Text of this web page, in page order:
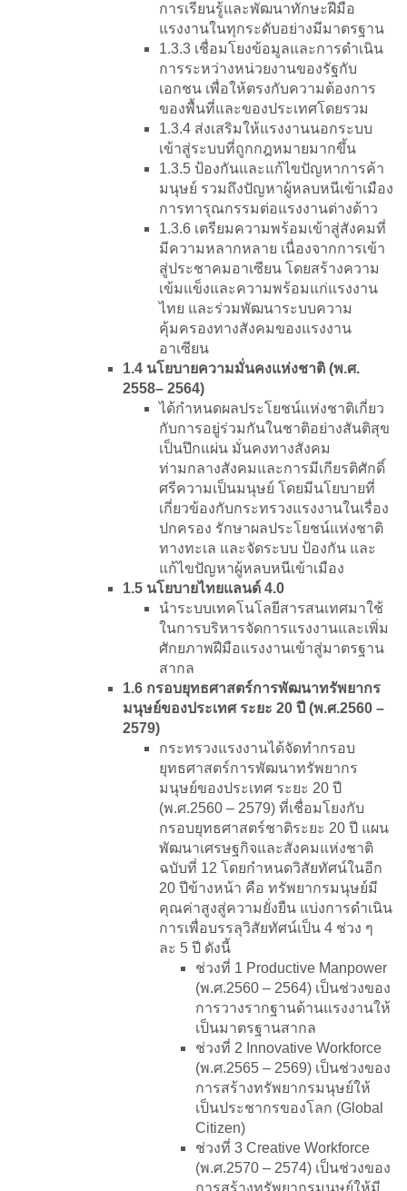
การเรียนรู้และพัฒนาทักษะฝีมือ
แรงงานในทุกระดับอย่างมีมาตรฐาน
1.3.3 เชื่อมโยงข้อมูลและการดำเนิน
การระหว่างหน่วยงานของรัฐกับ
เอกชน เพื่อให้ตรงกับความต้องการ
ของพื้นที่และของประเทศโดยรวม
1.3.4 ส่งเสริมให้แรงงานนอกระบบ
เข้าสู่ระบบที่ถูกกฎหมายมากขึ้น
1.3.5 ป้องกันและแก้ไขปัญหาการค้า
มนุษย์ รวมถึงปัญหาผู้หลบหนีเข้าเมือง
การทารุณกรรมต่อแรงงานต่างด้าว
1.3.6 เตรียมความพร้อมเข้าสู่สังคมที่
มีความหลากหลาย เนื่องจากการเข้า
สู่ประชาคมอาเซียน โดยสร้างความ
เข้มแข็งและความพร้อมแก่แรงงาน
ไทย และร่วมพัฒนาระบบความ
คุ้มครองทางสังคมของแรงงาน
อาเซียน
1.4 นโยบายความมั่นคงแห่งชาติ (พ.ศ.
2558– 2564)
ได้กำหนดผลประโยชน์แห่งชาติเกี่ยว
กับการอยู่ร่วมกันในชาติอย่างสันติสุข
เป็นปึกแผ่น มั่นคงทางสังคม
ท่ามกลางสังคมและการมีเกียรติศักดิ์
ศรีความเป็นมนุษย์ โดยมีนโยบายที่
เกี่ยวข้องกับกระทรวงแรงงานในเรื่อง
ปกครอง รักษาผลประโยชน์แห่งชาติ
ทางทะเล และจัดระบบ ป้องกัน และ
แก้ไขปัญหาผู้หลบหนีเข้าเมือง
1.5 นโยบายไทยแลนด์ 4.0
นำระบบเทคโนโลยีสารสนเทศมาใช้
ในการบริหารจัดการแรงงานและเพิ่ม
ศักยภาพฝีมือแรงงานเข้าสู่มาตรฐาน
สากล
1.6 กรอบยุทธศาสตร์การพัฒนาทรัพยากร
มนุษย์ของประเทศ ระยะ 20 ปี (พ.ศ.2560 –
2579)
กระทรวงแรงงานได้จัดทำกรอบ
ยุทธศาสตร์การพัฒนาทรัพยากร
มนุษย์ของประเทศ ระยะ 20 ปี
(พ.ศ.2560 – 2579) ที่เชื่อมโยงกับ
กรอบยุทธศาสตร์ชาติระยะ 20 ปี แผน
พัฒนาเศรษฐกิจและสังคมแห่งชาติ
ฉบับที่ 12 โดยกำหนดวิสัยทัศน์ในอีก
20 ปีข้างหน้า คือ ทรัพยากรมนุษย์มี
คุณค่าสูงสู่ความยั่งยืน แบ่งการดำเนิน
การเพื่อบรรลุวิสัยทัศน์เป็น 4 ช่วง ๆ
ละ 5 ปี ดังนี้
ช่วงที่ 1 Productive Manpower
(พ.ศ.2560 – 2564) เป็นช่วงของ
การวางรากฐานด้านแรงงานให้
เป็นมาตรฐานสากล
ช่วงที่ 2 Innovative Workforce
(พ.ศ.2565 – 2569) เป็นช่วงของ
การสร้างทรัพยากรมนุษย์ให้
เป็นประชากรของโลก (Global
Citizen)
ช่วงที่ 3 Creative Workforce
(พ.ศ.2570 – 2574) เป็นช่วงของ
การสร้างทรัพยากรมนุษย์ให้มี